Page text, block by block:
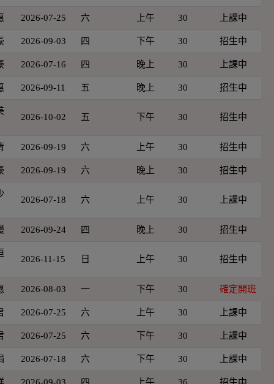
2026-07-25 六 上午 30 上課中
2026-09-03 四 下午 30 招生中
2026-07-16 四 晚上 30 上課中
2026-09-11 五 晚上 30 招生中
2026-10-02 五 下午 30 招生中
2026-09-19 六 上午 30 招生中
2026-09-19 六 晚上 30 招生中
2026-07-18 六 上午 30 上課中
2026-09-24 四 晚上 30 招生中
2026-11-15 日 上午 30 招生中
2026-08-03 一 下午 30 確定開班
2026-07-25 六 上午 30 上課中
2026-07-25 六 下午 30 上課中
2026-07-18 六 下午 30 上課中
2026-09-03 四 上午 36 招生中